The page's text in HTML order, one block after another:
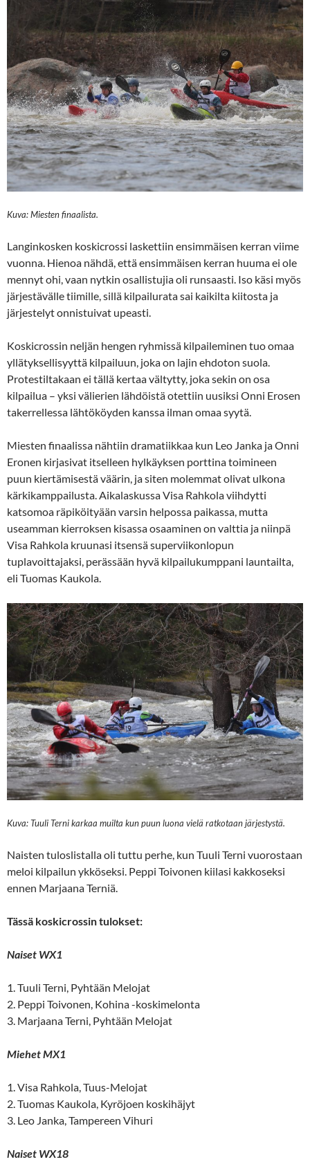
Kuva: Miesten finaalista.
Langinkosken koskicrossi laskettiin ensimmäisen kerran viime
vuonna. Hienoa nähdä, että ensimmäisen kerran huuma ei ole
mennyt ohi, vaan nytkin osallistujia oli runsaasti. Iso käsi myös
järjestävälle tiimille, sillä kilpailurata sai kaikilta kiitosta ja
järjestelyt onnistuivat upeasti.
Koskicrossin neljän hengen ryhmissä kilpaileminen tuo omaa
yllätyksellisyyttä kilpailuun, joka on lajin ehdoton suola.
Protestiltakaan ei tällä kertaa vältytty, joka sekin on osa
kilpailua – yksi välierien lähdöistä otettiin uusiksi Onni Erosen
takerrellessa lähtököyden kanssa ilman omaa syytä.
Miesten finaalissa nähtiin dramatiikkaa kun Leo Janka ja Onni
Eronen kirjasivat itselleen hylkäyksen porttina toimineen
puun kiertämisestä väärin, ja siten molemmat olivat ulkona
kärkikamppailusta. Aikalaskussa Visa Rahkola viihdytti
katsomoa räpiköityään varsin helpossa paikassa, mutta
useamman kierroksen kisassa osaaminen on valttia ja niinpä
Visa Rahkola kruunasi itsensä superviikonlopun
tuplavoittajaksi, perässään hyvä kilpailukumppani launtailta,
eli Tuomas Kaukola.
Kuva: Tuuli Terni karkaa muilta kun puun luona vielä ratkotaan järjestystä.
Naisten tuloslistalla oli tuttu perhe, kun Tuuli Terni vuorostaan
meloi kilpailun ykköseksi. Peppi Toivonen kiilasi kakkoseksi
ennen Marjaana Terniä.
Tässä koskicrossin tulokset:
Naiset WX1
1. Tuuli Terni, Pyhtään Melojat
2. Peppi Toivonen, Kohina -koskimelonta
3. Marjaana Terni, Pyhtään Melojat
Miehet MX1
1. Visa Rahkola, Tuus-Melojat
2. Tuomas Kaukola, Kyröjoen koskihäjyt
3. Leo Janka, Tampereen Vihuri
Naiset WX18